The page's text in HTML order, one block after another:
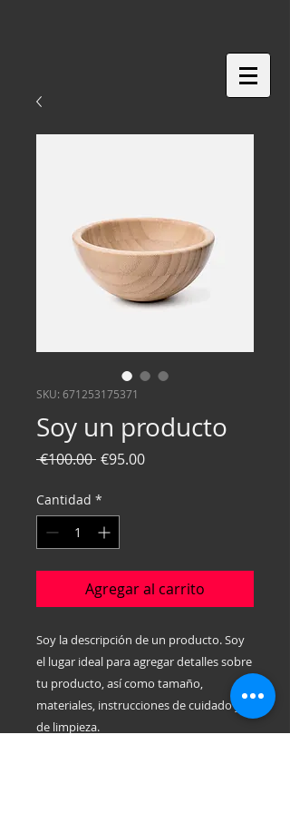
SKU: 671253175371
Soy un producto
€100.00 Precio
€95.00Precio
Cantidad *
Agregar al carrito
Soy la descripción de un producto. Soy
el lugar ideal para agregar detalles sobre
tu producto, así como tamaño,
materiales, instrucciones de cuidado y
de limpieza.